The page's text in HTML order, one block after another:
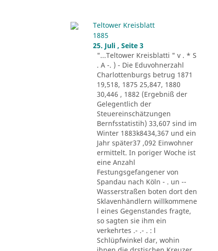
Teltower Kreisblatt
1885
25. Juli , Seite 3
"...Teltower Kreisblatti " v . * S
. A -. ) - Die Eduvohnerzahl
Charlottenburgs betrug 1871
19,518, 1875 25,847, 1880
30,446 , 1882 (Ergebniß der
Gelegentlich der
Steuereinschätzungen
Bernfsstatistih) 33,607 sind im
Winter 1883k8434,367 und ein
Jahr später37 ,092 Einwohner
ermittelt. In poriger Woche ist
eine Anzahl
Festungsgefangener von
Spandau nach Köln - . un --
Wasserstraßen boten dort den
Sklavenhändlern willkommene
l eines Gegenstandes fragte,
so sagten sie ihm ein
verkehrtes .- .- . : l
Schlüpfwinkel dar, wohin